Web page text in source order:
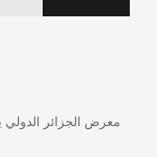
معرض الجزائر